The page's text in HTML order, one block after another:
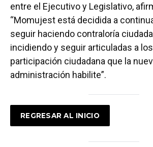
entre el Ejecutivo y Legislativo,
“Momujest está decidida a
seguir haciendo contraloría
incidiendo y seguir articuladas a
participación ciudadana que la
administración habilite”.
REGRESAR AL INICIO